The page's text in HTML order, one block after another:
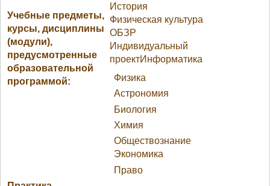
Учебные предметы,
курсы, дисциплины
(модули),
предусмотренные
образовательной
программой:
История
Физическая культура
ОБЗР
Индивидуальный
проектИнформатика
Физика
Астрономия
Биология
Химия
Обществознание
Экономика
Право